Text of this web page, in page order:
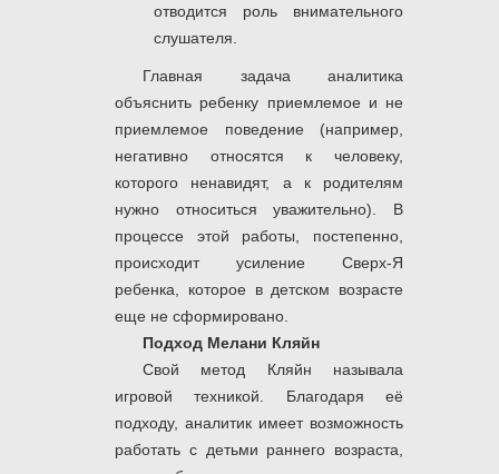
отводится роль внимательного
слушателя.
Главная задача аналитика
объяснить ребенку приемлемое и не
приемлемое поведение (например,
негативно относятся к человеку,
которого ненавидят, а к родителям
нужно относиться уважительно). В
процессе этой работы, постепенно,
происходит усиление Сверх-Я
ребенка, которое в детском возрасте
еще не сформировано.
Подход Мелани Кляйн
Свой метод Кляйн называла
игровой техникой. Благодаря её
подходу, аналитик имеет возможность
работать с детьми раннего возраста,